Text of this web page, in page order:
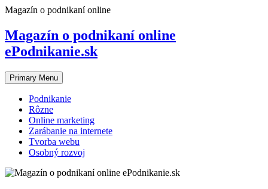
Skip
content
Magazín o podnikaní online
Magazín o podnikaní online
ePodnikanie.sk
Primary Menu
Podnikanie
Rôzne
Online marketing
Zarábanie na internete
Tvorba webu
Osobný rozvoj